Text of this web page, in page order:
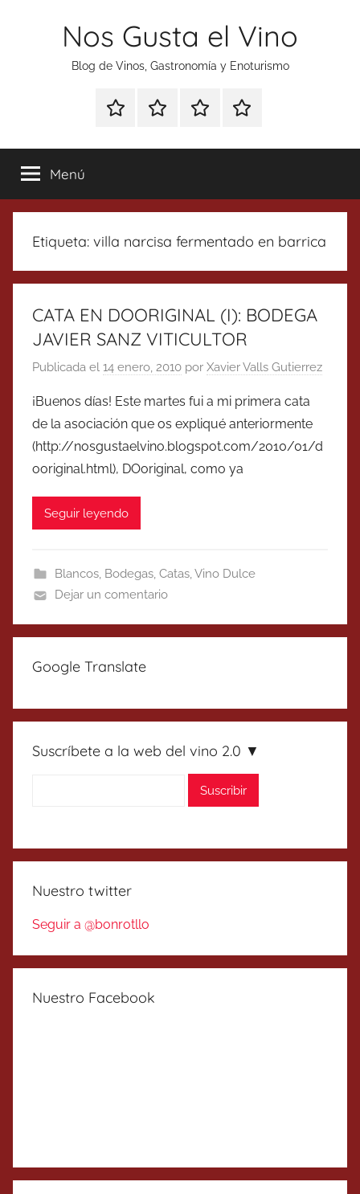
Nos Gusta el Vino
Blog de Vinos, Gastronomía y Enoturismo
Especial
Tonics
Enoturismo
Gastronomía
RankingContacto
Menú
Etiqueta: villa narcisa fermentado en barrica
CATA EN DOORIGINAL (I): BODEGA
JAVIER SANZ VITICULTOR
Publicada el 14 enero, 2010 por Xavier Valls Gutierrez
¡Buenos días! Este martes fui a mi primera cata
de la asociación que os expliqué anteriormente
(http://nosgustaelvino.blogspot.com/2010/01/d
ooriginal.html), DOoriginal, como ya
Seguir leyendo
Blancos, Bodegas, Catas,Vino Dulce
Dejar un comentario
Google Translate
Suscríbete a la web del vino 2.0 ▼
Nuestro twitter
Seguir a @bonrotllo
Nuestro Facebook